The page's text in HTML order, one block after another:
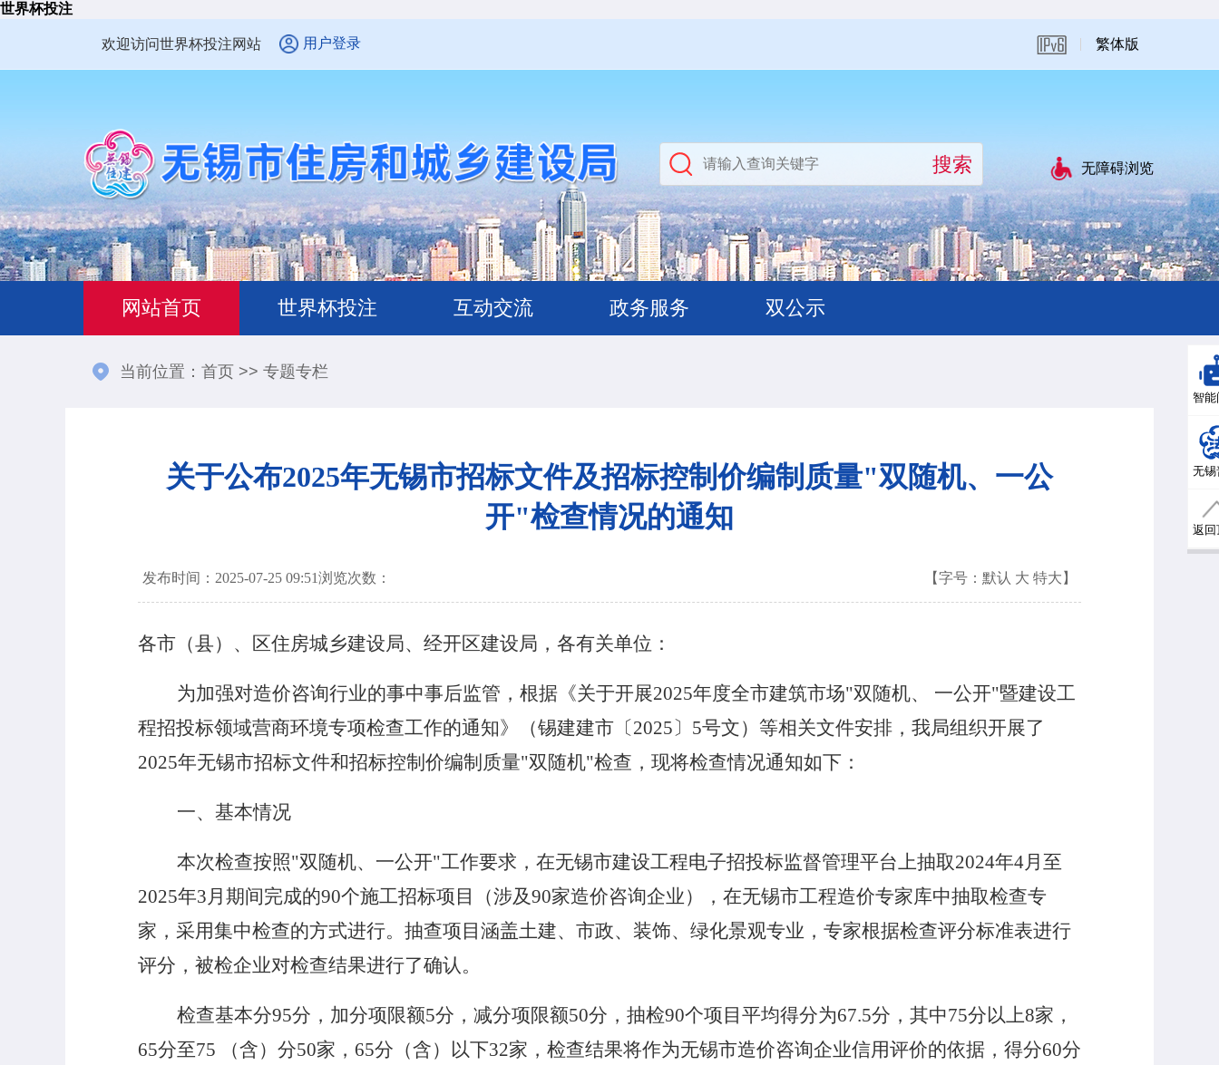
世界杯投注
欢迎访问世界杯投注网站 用户登录 繁体版
无障碍浏览
网站首页 世界杯投注 互动交流 政务服务 双公示
当前位置： 首页 >> 专题专栏
关于公布2025年无锡市招标文件及招标控制价编制质量"双随机、一公
开"检查情况的通知
发布时间：2025-07-25 09:51浏览次数： 【字号： 默认 大 特大 】
各市（县）、区住房城乡建设局、经开区建设局，各有关单位：
为加强对造价咨询行业的事中事后监管，根据《关于开展2025年度全市建筑市场"双随机、
一公开"暨建设工
程招投标领域营商环境专项检查工作的通知》（锡建建市〔2025〕 5号文）等相关文件安排，我局组织开展了
2025年无锡市招标文件和招标控制价编制质量"双随机"检查，现将检查情况通知如下：
一、基本情况
本次检查按照"双随机、一公开"工作要求，在无锡市建设工程电子招投标监督管理平台上抽取2024年4月至
2025年3月期间完成的90个施工招标项目（涉及90家造价咨询企业），在无锡市工程造价专家库中抽取检查专
家，采用集中检查的方式进行。抽查项目涵盖土建、市政、装饰、绿化景观专业，专家根据检查评分标准表进行
评分，被检企业对检查结果进行了确认。
检查基本分95分，加分项限额5分，减分项限额50分，抽检90个项目平均得分为67.5分，其中75分以上8家，
65分至75 （含）分50家， 65分（含）以下32家，检查结果将作为无锡市造价咨询企业信用评价的依据，得分60分
智能
无锡
返回